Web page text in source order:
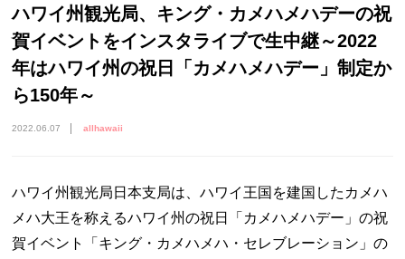
ハワイ州観光局、キング・カメハメハデーの祝
賀イベントをインスタライブで生中継～2022
年はハワイ州の祝日「カメハメハデー」制定か
ら150年～
2022.06.07 allhawaii
ハワイ州観光局日本支局は、ハワイ王国を建国したカメハ
メハ大王を称えるハワイ州の祝日「カメハメハデー」の祝
賀イベント「キング・カメハメハ・セレブレーション」の